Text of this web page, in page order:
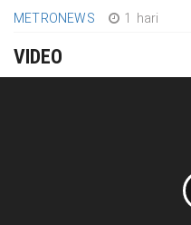
METRONEWS 1 hari
VIDEO